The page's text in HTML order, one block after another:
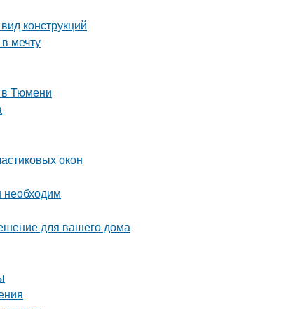
конструкций
мечту
в Тюмени
окон
необходим
для вашего дома